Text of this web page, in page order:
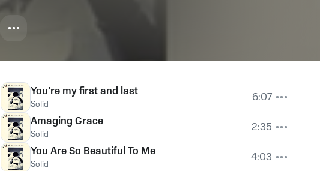
You're my first and last
Solid
6:07
Amaging Grace
Solid
2:35
You Are So Beautiful To Me
Solid
4:03